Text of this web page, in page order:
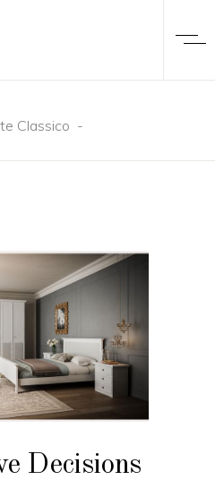
Classico -
Decisions